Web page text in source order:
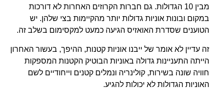
מבין 10 הגדולות. גם חברות הקרוזים האחרות לא דורכות
במקום ובונות אוניות גדולות יותר מהקיימות בצי שלהן. יש
הטוענים שסדרת האואזיס הגיעה כמעט למקסימום בשלב זה.
זה עדיין לא אומר של ייבנו אוניות קטנות, ההיפך, בעשור האחרון
הייתה התעניינות גדולה באוניות הבוטיק הקטנות המספקות
חוויה שונה בשירות, קולינריה ונמלים קטנים וייחודיים לשם
האוניות הגדולות לא יכולות להגיע.